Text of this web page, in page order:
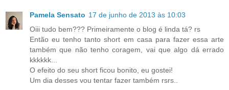
Pamela Sensato 17 de junho de 2013 às 10:03
Oiii tudo bem??? Primeiramente o blog é linda tá? rs
Então eu tenho tanto short em casa para fazer essa arte
também que não tenho coragem, vai que algo dá errado
kkkkkk...
O efeito do seu short ficou bonito, eu gostei!
Um dia desses vou tentar fazer também rsrs..